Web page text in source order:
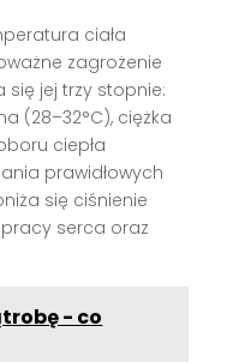
ciała
zagrożenie
się jej trzy stopnie:
(28–32°C), ciężka
ciepła
prawidłowych
się ciśnienie
serca oraz
- co